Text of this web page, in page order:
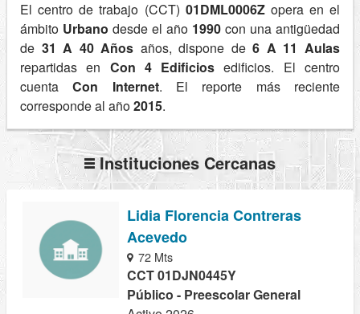
El centro de trabajo (CCT) 01DML0006Zopera en el
ámbito Urbano desde el año 1990 con una antigüedad
de 31 A 40 Años años, dispone de6 A 11 Aulas
repartidas en Con 4 Edificios edificios. El centro
cuentaCon Internet. El reporte más reciente
corresponde al año2015.
Instituciones Cercanas
Lidia Florencia Contreras
Acevedo
72 Mts
CCT 01DJN0445Y
Público - Preescolar General